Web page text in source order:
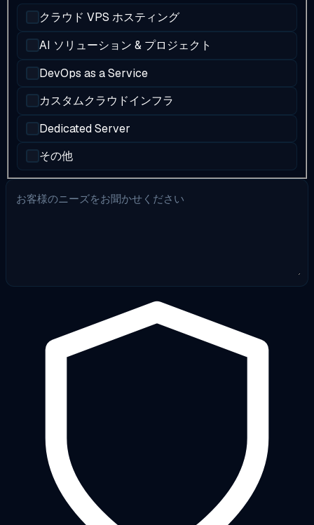
クラウド VPS ホスティング
AI ソリューション & プロジェクト
DevOps as a Service
カスタムクラウドインフラ
Dedicated Server
その他
お客様のニーズをお聞かせください